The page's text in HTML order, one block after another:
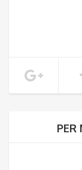
PER